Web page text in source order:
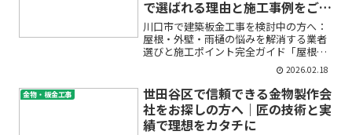
で選ばれる理由と施工事例をご紹
介
川口市で建築板金工事を検討中の方へ：
屋根・外壁・雨樋の悩みを解消する業者
選びと施工ポイント完全ガイド「屋根や
外壁が傷んできた」「雨漏りが心配」
「どこに頼んだらいいかわからない」
──川口市でこうした建物の外装トラブ
ルに悩まれていませんか？建築...
2026.02.18
金物・板金工事
世田谷区で信頼できる金物製作会
社をお探しの方へ｜匠の技術と実
績で理想をカタチに